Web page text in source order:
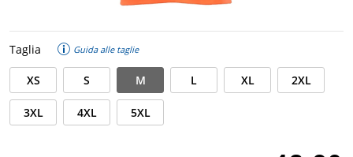
Taglia Guida alle taglie
XS S M L XL 2XL
3XL 4XL 5XL